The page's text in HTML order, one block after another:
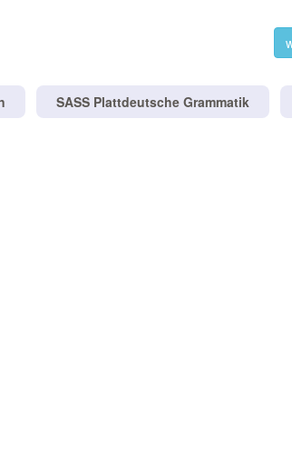
SASS Plattdeutsche Grammatik